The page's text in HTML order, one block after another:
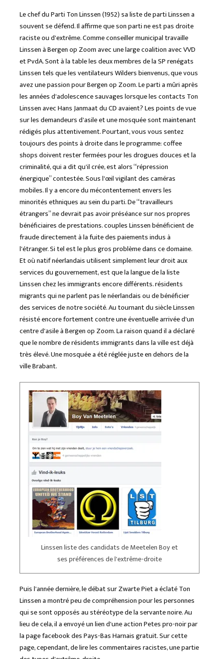
Le chef du Parti Ton Linssen (1952) sa liste de parti Linssen a
souvent se défend. Il affirme que son parti ne est pas droite
raciste ou d'extrême. Comme conseiller municipal travaille
Linssen à Bergen op Zoom avec une large coalition avec VVD
et PvdA. Sont à la table les deux membres de la SP renégats
Linssen tels que les ventilateurs Wilders bienvenus, que vous
avez une passion pour Bergen op Zoom. Le parti a mûri après
les années d'adolescence sauvages lorsque les contacts Ton
Linssen avec Hans Janmaat du CD avaient? Les points de vue
sur les demandeurs d'asile et une mosquée sont maintenant
rédigés plus attentivement. Pourtant, vous vous sentez
toujours des points à droite dans le programme: coffee
shops doivent rester fermées pour les drogues douces et la
criminalité, qui a dit qu'il crée, est alors “répression
énergique” contestée. Sous l'œil vigilant des caméras
mobiles. Il y a encore du mécontentement envers les
minorités ethniques au sein du parti. De “travailleurs
étrangers” ne devrait pas avoir préséance sur nos propres
bénéficiaires de prestations. couples Linssen bénéficient de
fraude directement à la fuite des paiements indus à
l'étranger. Si tel est le plus gros problème dans ce domaine.
Et où natif néerlandais utilisent simplement leur droit aux
services du gouvernement, est que la langue de la liste
Linssen chez les immigrants encore différents. résidents
migrants qui ne parlent pas le néerlandais ou de bénéficier
des services de notre société. Au tournant du siècle Linssen
résisté encore fortement contre une éventuelle arrivée d'un
centre d'asile à Bergen op Zoom. La raison quand il a déclaré
que le nombre de résidents immigrants dans la ville est déjà
très élevé. Une mosquée a été réglée juste en dehors de la
ville Brabant.
Linssen liste des candidats de Meetelen Boy et
ses préférences de l'extrême-droite
Puis l'année dernière, le débat sur Zwarte Piet a éclaté Ton
Linssen a montré peu de compréhension pour les personnes
qui se sont opposés au stéréotype de la servante noire. Au
lieu de cela, il a envoyé un lien d'une action Petes pro-noir par
la page facebook des Pays-Bas Harnais gratuit. Sur cette
page, cependant, de lire les commentaires racistes, une partie